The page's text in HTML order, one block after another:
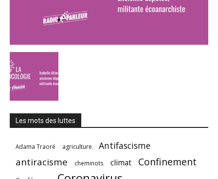
Les mots des luttes
Adama Traoré agriculture Antifascisme
antiracisme cheminots climat Confinement